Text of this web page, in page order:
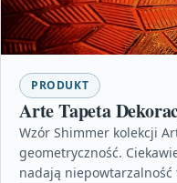
PRODUKT
Arte Tapeta
Wzór Shimmer kolekcji
geometryczność.
nadają